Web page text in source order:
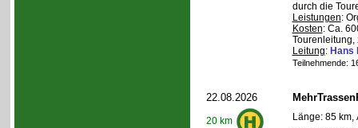
durch die
Leistungen:
Kosten: Ca.
Tourenleitung,
Leitung: Hans
Teilnehmende:
22.08.2026
20 km
Länge: 85 km,